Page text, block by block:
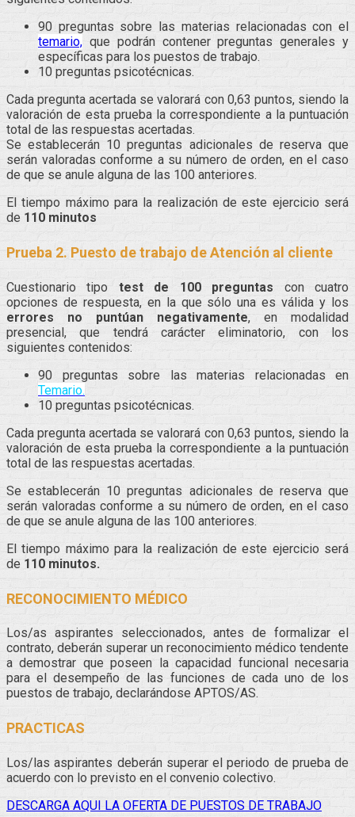
90 preguntas sobre las materias relacionadas con el
temario, que podrán contener preguntas generales y
específicas para los puestos de trabajo.
10 preguntas psicotécnicas.
Cada pregunta acertada se valorará con 0,63 puntos, siendo la
valoración de esta prueba la correspondiente a la puntuación
total de las respuestas acertadas.
Se establecerán 10 preguntas adicionales de reserva que
serán valoradas conforme a su número de orden, en el caso
de que se anule alguna de las 100 anteriores.
El tiempo máximo para la realización de este ejercicio será
de 110 minutos
Prueba 2. Puesto de trabajo de Atención al cliente
Cuestionario tipo test de 100 preguntas con cuatro
opciones de respuesta, en la que sólo una es válida y los
errores no puntúan negativamente, en modalidad
presencial, que tendrá carácter eliminatorio, con los
siguientes contenidos:
90 preguntas sobre las materias relacionadas en
Temario.
10 preguntas psicotécnicas.
Cada pregunta acertada se valorará con 0,63 puntos, siendo la
valoración de esta prueba la correspondiente a la puntuación
total de las respuestas acertadas.
Se establecerán 10 preguntas adicionales de reserva que
serán valoradas conforme a su número de orden, en el caso
de que se anule alguna de las 100 anteriores.
El tiempo máximo para la realización de este ejercicio será
de 110 minutos.
RECONOCIMIENTO MÉDICO
Los/as aspirantes seleccionados, antes de formalizar el
contrato, deberán superar un reconocimiento médico tendente
a demostrar que poseen la capacidad funcional necesaria
para el desempeño de las funciones de cada uno de los
puestos de trabajo, declarándose APTOS/AS.
PRACTICAS
Los/las aspirantes deberán superar el periodo de prueba de
acuerdo con lo previsto en el convenio colectivo.
DESCARGA AQUI LA OFERTA DE PUESTOS DE TRABAJO